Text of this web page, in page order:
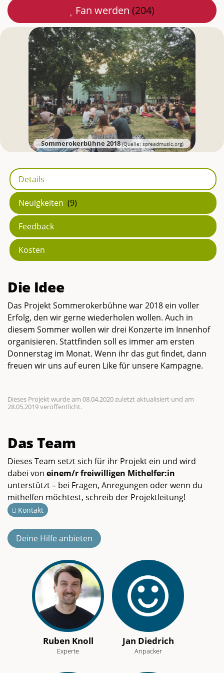
Mail
teilen
Fan werden (204)
Sommerokerbühne 2018(Quelle: spreadmusic.org)
Details
Neuigkeiten (9)
Feedback
Kosten
Die Idee
Das Projekt Sommerokerbühne war 2018 ein voller
Erfolg, den wir gerne wiederholen wollen. Auch in
diesem Sommer wollen wir drei Konzerte im Innenhof
organisieren. Stattfinden soll es immer am ersten
Donnerstag im Monat. Wenn ihr das gut findet, dann
freuen wir uns auf euren Like für unsere Kampagne.
Dieses Projekt wurde am 08.04.2020 zuletzt aktualisiert und am
28.05.2019 veröffentlicht.
Das Team
Dieses Team setzt sich für ihr Projekt ein und wird
dabei von einem/r freiwilligen Mithelfer:in
unterstützt – bei Fragen, Anregungen oder wenn du
mithelfen möchtest, schreib der Projektleitung!
Kontakt
Deine Hilfe anbieten
Ruben Knoll
Experte
Jan Diedrich
Anpacker